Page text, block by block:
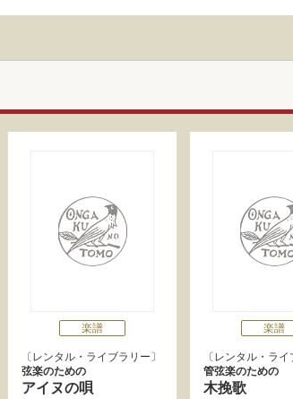
楽譜
レンタル・ライブラリー
弦楽のための
アイヌの唄
楽譜
レンタル・ライ
管弦楽のための
木挽歌